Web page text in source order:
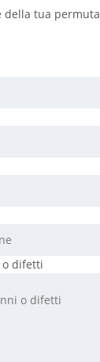
della tua permuta
o difetti